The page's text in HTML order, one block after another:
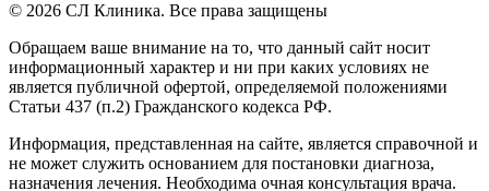
© 2026 СЛ Клиника. Все права защищены
Обращаем ваше внимание на то, что данный сайт носит
информационный характер и ни при каких условиях не
является публичной офертой, определяемой положениями
Статьи 437 (п.2) Гражданского кодекса РФ.
Информация, представленная на сайте, является справочной и
не может служить основанием для постановки диагноза,
назначения лечения. Необходима очная консультация врача.